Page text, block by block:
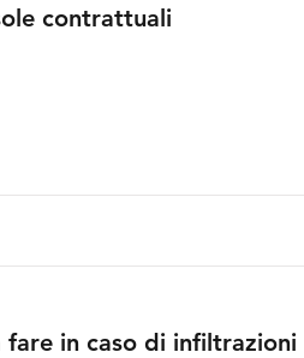
contrattuali
fare in caso di infiltrazioni